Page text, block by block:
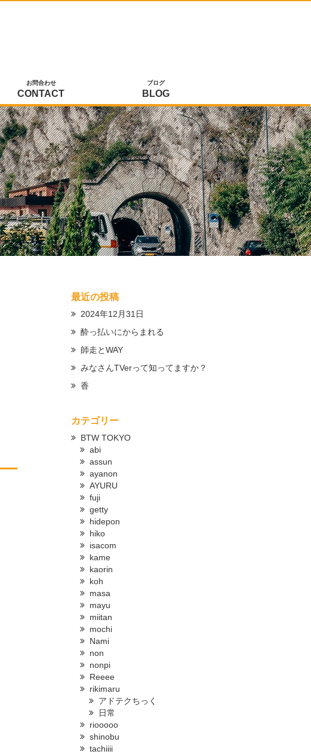
お問合わせ
CONTACT
ブログ
BLOG
最近の投稿
2024年12月31日
酔っ払いにからまれる
師走とWAY
みなさんTVerって知ってますか？
香
カテゴリー
BTW TOKYO
abi
assun
ayanon
AYURU
fuji
getty
hidepon
hiko
isacom
kame
kaorin
koh
masa
mayu
miitan
mochi
Nami
non
nonpi
Reeee
rikimaru
アドテクちっく
日常
riooooo
shinobu
tachiiii